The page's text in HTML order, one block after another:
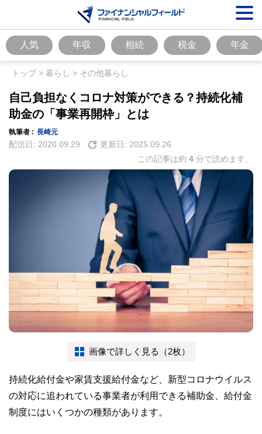
人気 年収 相続 税金 年金
トップ> 暮らし > その他暮らし
自己負担なくコロナ対策ができる？持続化補
助金の「事業再開枠」とは
執筆者 : 長崎元
配信日: 2020.09.29 更新日: 2025.09.26
この記事は約 4 分で読めます。
画像で詳しく見る（2枚）
持続化給付金や家賃支援給付金など、新型コロナウイルス
の対応に追われている事業者が利用できる補助金、給付金
制度にはいくつかの種類があります。